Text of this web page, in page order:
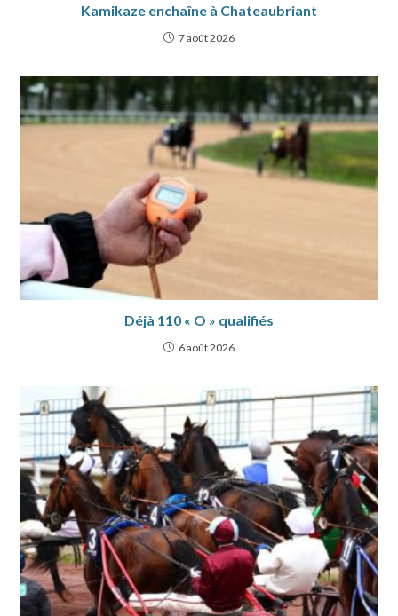
Kamikaze enchaîne à Chateaubriant
7 août 2026
Déjà 110 « O » qualifiés
6 août 2026